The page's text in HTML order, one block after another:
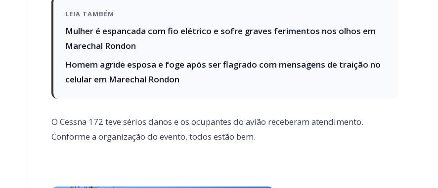
celular em Marechal Rondon
O Cessna 172 teve sérios danos e os ocupantes do avião receberam atendimento.
Conforme a organização do evento, todos estão bem.